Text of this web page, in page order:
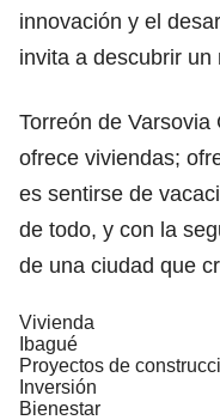
innovación y el
invita a descubrir
Torreón de
ofrece viviendas;
es sentirse de
de todo, y con la
de una ciudad que
Vivienda
Ibagué
Proyectos de
Inversión
Bienestar